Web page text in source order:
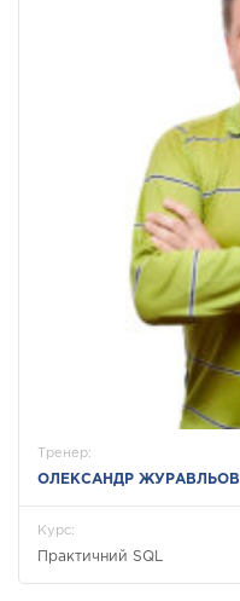
Тренер:
ОЛЕКСАНДР ЖУРАВЛЬОВ
Курс:
Практичний SQL